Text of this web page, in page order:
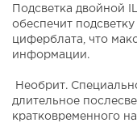
Подсветка двойной
обеспечит
циферблата, что
информации.
Необрит.
длительное
кратковременного